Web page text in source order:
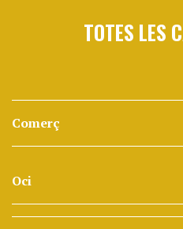
TOTES LES
Comerç
Oci